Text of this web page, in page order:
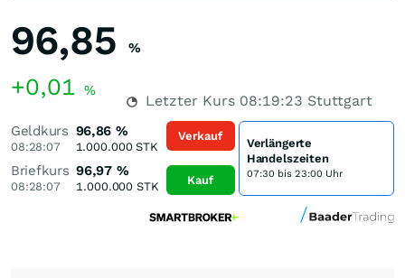
96,85 %
+0,01 %
Letzter Kurs 08:19:23 Stuttgart
Geldkurs
08:28:07
96,86 %
1.000.000STK
Briefkurs
08:28:07
96,97 %
1.000.000 STK
Verkauf
Kauf
Verlängerte
Handelszeiten
07:30 bis 23:00 Uhr